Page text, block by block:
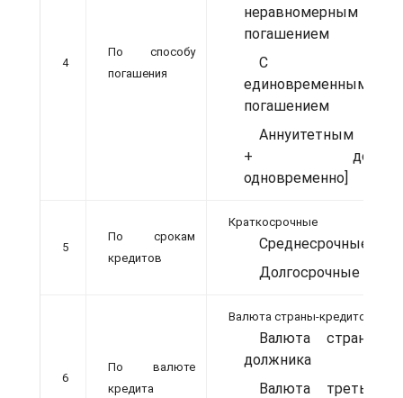
4
По способу
погашения
неравномерным
погашением
С
единовременным
погашением
Аннуитетным [%
+ долг
одновременно]
5
По срокам
кредитов
Краткосрочные
Среднесрочные
Долгосрочные
6
По валюте
кредита
Валюта страны-кредитора
Валюта страны-
должника
Валюта третьей